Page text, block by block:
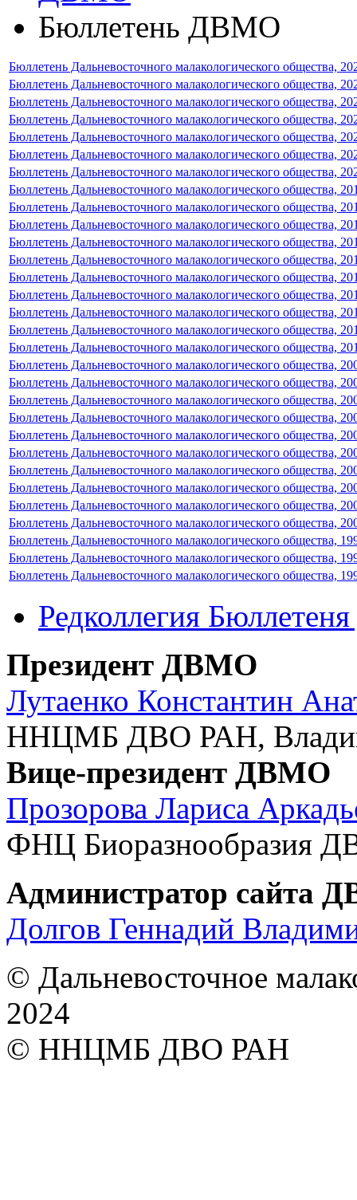
Бюллетень ДВМО
Бюллетень Дальневосточного малакологического общества,
Бюллетень Дальневосточного малакологического общества,
Бюллетень Дальневосточного малакологического общества,
Бюллетень Дальневосточного малакологического общества,
Бюллетень Дальневосточного малакологического общества,
Бюллетень Дальневосточного малакологического общества,
Бюллетень Дальневосточного малакологического общества,
Бюллетень Дальневосточного малакологического общества,
Бюллетень Дальневосточного малакологического общества,
Бюллетень Дальневосточного малакологического общества,
Бюллетень Дальневосточного малакологического общества,
Бюллетень Дальневосточного малакологического общества,
Бюллетень Дальневосточного малакологического общества,
Бюллетень Дальневосточного малакологического общества,
Бюллетень Дальневосточного малакологического общества,
Бюллетень Дальневосточного малакологического общества,
Бюллетень Дальневосточного малакологического общества,
Бюллетень Дальневосточного малакологического общества,
Бюллетень Дальневосточного малакологического общества,
Бюллетень Дальневосточного малакологического общества,
Бюллетень Дальневосточного малакологического общества,
Бюллетень Дальневосточного малакологического общества,
Бюллетень Дальневосточного малакологического общества,
Бюллетень Дальневосточного малакологического общества,
Бюллетень Дальневосточного малакологического общества,
Бюллетень Дальневосточного малакологического общества,
Бюллетень Дальневосточного малакологического общества,
Бюллетень Дальневосточного малакологического общества,
Бюллетень Дальневосточного малакологического общества,
Бюллетень Дальневосточного малакологического общества,
Редколлегия
Президент ДВМО
Лутаенко Константин
ННЦМБ ДВО РАН,
Вице-президент ДВМО
Прозорова Лариса
ФНЦ Биоразнообразия
Администратор сайта
Долгов Геннадий
© Дальневосточное
2024
© ННЦМБ ДВО РАН